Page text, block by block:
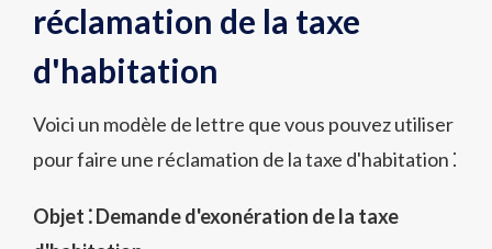
réclamation de la taxe
d'habitation
Voici un modèle de lettre que vous pouvez utiliser
pour faire une réclamation de la taxe d'habitation ⁚
Objet ⁚ Demande d'exonération de la taxe